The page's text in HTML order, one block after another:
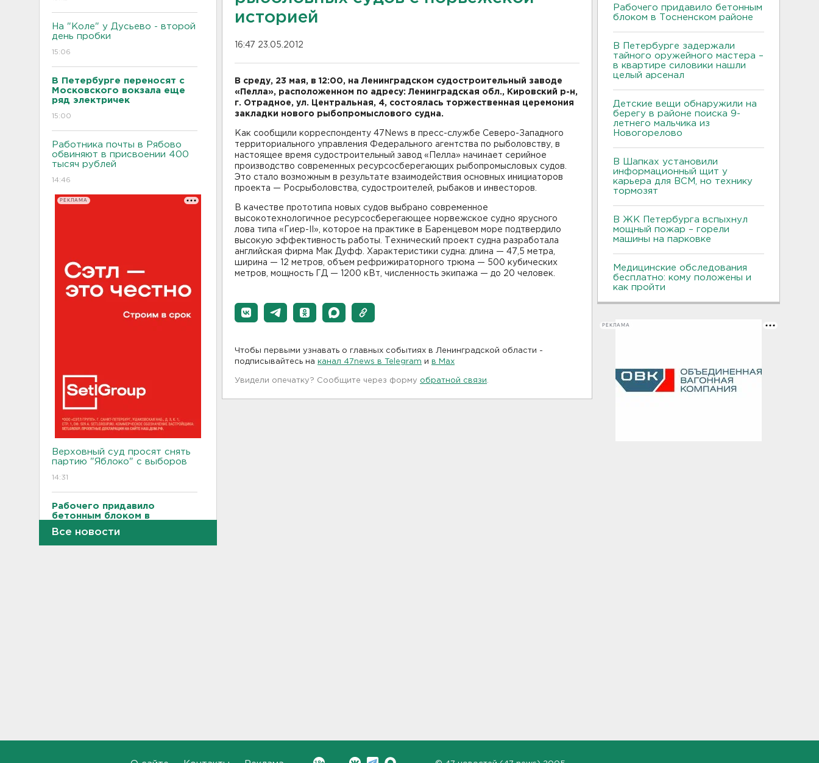
На "Коле" у Дусьево - второй
день пробки
15:06
В Петербурге переносят с
Московского вокзала еще
ряд электричек
15:00
Работника почты в Рябово
обвиняют в присвоении 400
тысяч рублей
14:46
РЕКЛАМА
Верховный суд просят снять
партию "Яблоко" с выборов
14:31
Рабочего придавило
бетонным блоком в
Все новости
историей
16:47 23.05.2012
В среду, 23 мая, в 12:00, на Ленинградском судостроительный заводе
«Пелла», расположенном по адресу: Ленинградская обл., Кировский р-н,
г. Отрадное, ул. Центральная, 4, состоялась торжественная церемония
закладки нового рыбопромыслового судна.
Как сообщили корреспонденту 47News в пресс-службе Северо-Западного
территориального управления Федерального агентства по рыболовству, в
настоящее время судостроительный завод «Пелла» начинает серийное
производство современных ресурсосберегающих рыбопромысловых судов.
Это стало возможным в результате взаимодействия основных инициаторов
проекта — Росрыболовства, судостроителей, рыбаков и инвесторов.
В качестве прототипа новых судов выбрано современное
высокотехнологичное ресурсосберегающее норвежское судно ярусного
лова типа «Гиер-II», которое на практике в Баренцевом море подтвердило
высокую эффективность работы. Технический проект судна разработала
английская фирма Мак Дуфф. Характеристики судна: длина — 47,5 метра,
ширина — 12 метров, объем рефрижираторного трюма — 500 кубических
метров, мощность ГД — 1200 кВт, численность экипажа — до 20 человек.
Чтобы первыми узнавать о главных событиях в Ленинградской области -
подписывайтесь на канал 47news в Telegram и в Maх
Увидели опечатку? Сообщите через форму обратной связи
Рабочего придавило бетонным
блоком в Тосненском районе
В Петербурге задержали
тайного оружейного мастера –
в квартире силовики нашли
целый арсенал
Детские вещи обнаружили на
берегу в районе поиска 9-
летнего мальчика из
Новогорелово
В Шапках установили
информационный щит у
карьера для ВСМ, но технику
тормозят
В ЖК Петербурга вспыхнул
мощный пожар – горели
машины на парковке
Медицинские обследования
бесплатно: кому положены и
как пройти
РЕКЛАМА